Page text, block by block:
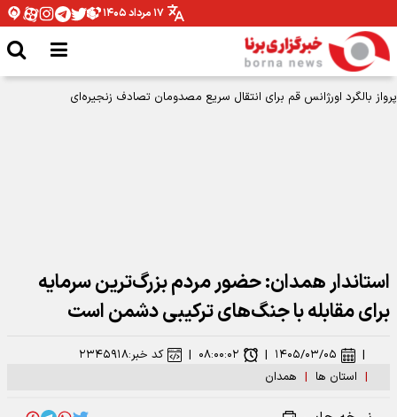
۱۷ مرداد ۱۴۰۵
ضرورت بهره مندی ایثارگران از ظرفیت های ورزشی البرز
استاندار همدان: حضور مردم بزرگ‌ترین سرمایه
برای مقابله با جنگ‌های ترکیبی دشمن است
| استان ها | همدان
| ۱۴۰۵/۰۳/۰۵ | ۰۸:۰۰:۰۲ | کد خبر:۲۳۴۵۹۱۸